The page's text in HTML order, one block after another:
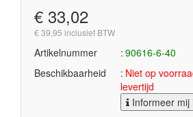
€ 33,02
€ 39,95 inclusief BTW
Artikelnummer
90616-6-40
Beschikbaarheid
Niet op
levertijd
Informeer